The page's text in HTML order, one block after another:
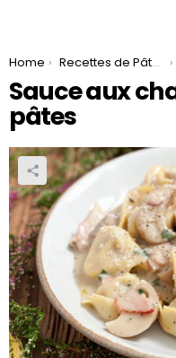
You are here:
Home Recettes de Pâtes
Sauce aux
pâtes